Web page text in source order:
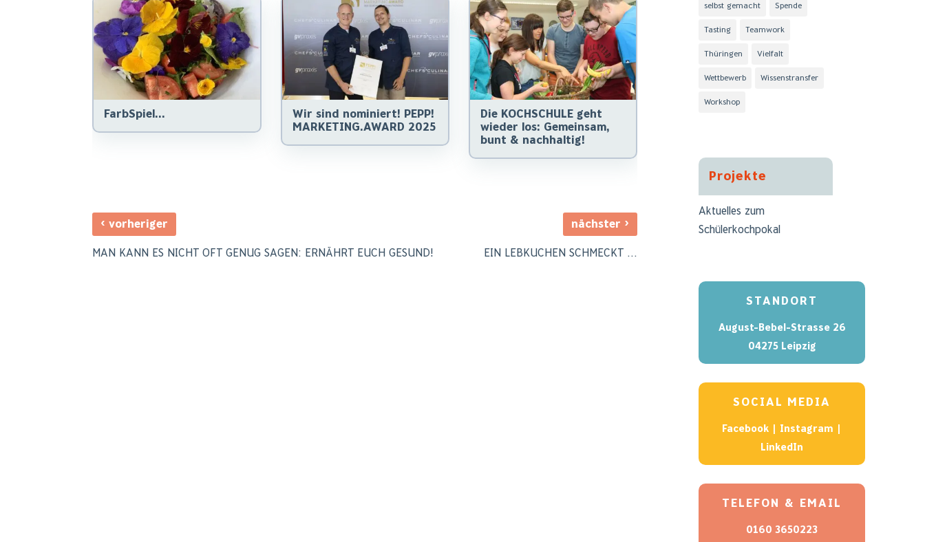
FarbSpiel...
Wir sind nominiert! PEPP!
MARKETING.AWARD 2025
Die KOCHSCHULE geht
wieder los: Gemeinsam,
bunt & nachhaltig!
‹ vorheriger
MAN KANN ES NICHT OFT GENUG SAGEN: ERNÄHRT EUCH GESUND!
nächster ›
EIN LEBKUCHEN SCHMECKT …
selbst gemacht Spende
Tasting Teamwork
Thüringen Vielfalt
Wettbewerb Wissenstransfer
Workshop
Projekte
Aktuelles zum
Schülerkochpokal
STANDORT
August-Bebel-Strasse 26
04275 Leipzig
SOCIAL MEDIA
Facebook Instagram
LinkedIn
TELEFON & EMAIL
0160 3650223